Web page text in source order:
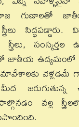
గుణాలతో
సిద్ధపడ్డారు.
సంస్కర్తల
జాతీయ ఉద్యమంలో
జరుగుతున్న
వల్ల